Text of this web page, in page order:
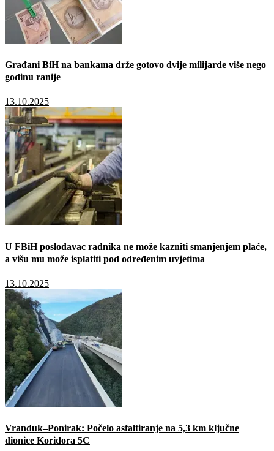
Građani BiH na bankama drže gotovo dvije milijarde više nego
godinu ranije
13.10.2025
U FBiH poslodavac radnika ne može kazniti smanjenjem plaće,
a višu mu može isplatiti pod određenim uvjetima
13.10.2025
Vranduk–Ponirak: Počelo asfaltiranje na 5,3 km ključne
dionice Koridora 5C